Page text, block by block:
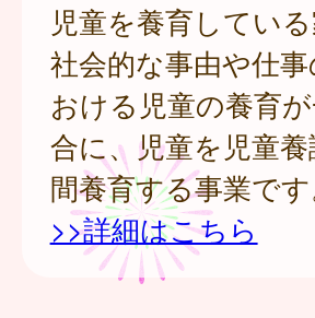
児童を養育してい
社会的な事由や仕
おける児童の養育
合に、児童を児童
間養育する事業です
>>詳細はこちら